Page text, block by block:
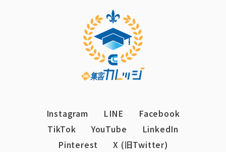
Instagram LINE
Facebook
TikTok
YouTube
LinkedIn
Pinterest
X (旧Twitter)